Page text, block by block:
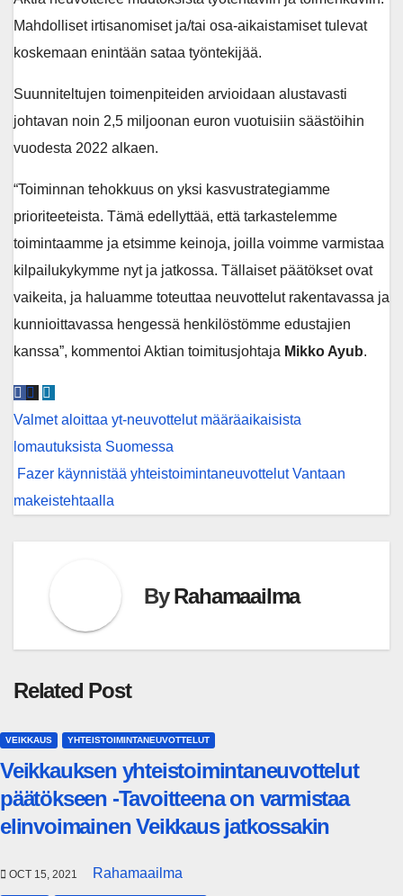
Mahdolliset irtisanomiset ja/tai osa-aikaistamiset tulevat
koskemaan enintään sataa työntekijää.
Suunniteltujen toimenpiteiden arvioidaan alustavasti
johtavan noin 2,5 miljoonan euron vuotuisiin säästöihin
vuodesta 2022 alkaen.
“Toiminnan tehokkuus on yksi kasvustrategiamme
prioriteeteista. Tämä edellyttää, että tarkastelemme
toimintaamme ja etsimme keinoja, joilla voimme varmistaa
kilpailukykymme nyt ja jatkossa. Tällaiset päätökset ovat
vaikeita, ja haluamme toteuttaa neuvottelut rakentavassa ja
kunnioittavassa hengessä henkilöstömme edustajien
kanssa”, kommentoi Aktian toimitusjohtaja Mikko Ayub.
Post
navigation
Valmet aloittaa yt-neuvottelut määräaikaisista
lomautuksista Suomessa
Fazer käynnistää yhteistoimintaneuvottelut Vantaan
makeistehtaalla
ByRahamaailma
Related Post
VEIKKAUS YHTEISTOIMINTANEUVOTTELUT
Veikkauksen yhteistoimintaneuvottelut
päätökseen -Tavoitteena on varmistaa
elinvoimainen Veikkaus jatkossakin
OCT 15, 2021 Rahamaailma